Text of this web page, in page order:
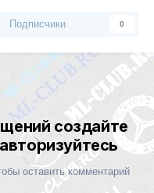
Подписчики 0
создайте
оставить комментарий